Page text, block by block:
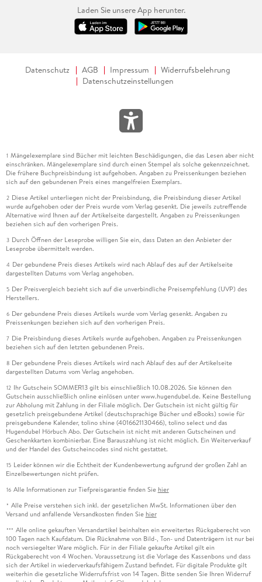
Laden Sie unsere App herunter.
Datenschutz AGB Impressum
Widerrufsbelehrung
Datenschutzeinstellungen
1 Mängelexemplare sind Bücher mit leichten Beschädigungen, die das Lesen aber nicht
einschränken. Mängelexemplare sind durch einen Stempel als solche gekennzeichnet.
Die frühere Buchpreisbindung ist aufgehoben. Angaben zu Preissenkungen beziehen
sich auf den gebundenen Preis eines mangelfreien Exemplars.
2 Diese Artikel unterliegen nicht der Preisbindung, die Preisbindung dieser Artikel
wurde aufgehoben oder der Preis wurde vom Verlag gesenkt. Die jeweils zutreffende
Alternative wird Ihnen auf der Artikelseite dargestellt. Angaben zu Preissenkungen
beziehen sich auf den vorherigen Preis.
3 Durch Öffnen der Leseprobe willigen Sie ein, dass Daten an den Anbieter der
Leseprobe übermittelt werden.
4 Der gebundene Preis dieses Artikels wird nach Ablauf des auf der Artikelseite
dargestellten Datums vom Verlag angehoben.
5 Der Preisvergleich bezieht sich auf die unverbindliche Preisempfehlung (UVP) des
Herstellers.
6 Der gebundene Preis dieses Artikels wurde vom Verlag gesenkt. Angaben zu
Preissenkungen beziehen sich auf den vorherigen Preis.
7 Die Preisbindung dieses Artikels wurde aufgehoben. Angaben zu Preissenkungen
beziehen sich auf den letzten gebundenen Preis.
8 Der gebundene Preis dieses Artikels wird nach Ablauf des auf der Artikelseite
dargestellten Datums vom Verlag angehoben.
12 Ihr Gutschein SOMMER13 gilt bis einschließlich 10.08.2026. Sie können den
Gutschein ausschließlich online einlösen unter www.hugendubel.de. Keine Bestellung
zur Abholung mit Zahlung in der Filiale möglich. Der Gutschein ist nicht gültig für
gesetzlich preisgebundene Artikel (deutschsprachige Bücher und eBooks) sowie für
preisgebundene Kalender, tolino shine (4016621130466), tolino select und das
Hugendubel Hörbuch Abo. Der Gutschein ist nicht mit anderen Gutscheinen und
Geschenkkarten kombinierbar. Eine Barauszahlung ist nicht möglich. Ein Weiterverkauf
und der Handel des Gutscheincodes sind nicht gestattet.
15 Leider können wir die Echtheit der Kundenbewertung aufgrund der großen Zahl an
Einzelbewertungen nicht prüfen.
16 Alle Informationen zur Tiefpreisgarantie finden Sie hier
* Alle Preise verstehen sich inkl. der gesetzlichen MwSt. Informationen über den
Versand und anfallende Versandkosten finden Sie hier
*** Alle online gekauften Versandartikel beinhalten ein erweitertes Rückgaberecht von
100 Tagen nach Kaufdatum. Die Rücknahme von Bild-, Ton- und Datenträgern ist nur bei
noch versiegelter Ware möglich. Für in der Filiale gekaufte Artikel gilt ein
Rückgaberecht von 4 Wochen. Voraussetzung ist die Vorlage des Kassenbons und dass
sich der Artikel in wiederverkaufsfähigem Zustand befindet. Für digitale Produkte gilt
weiterhin die gesetzliche Widerrufsfrist von 14 Tagen. Bitte senden Sie Ihren Widerruf